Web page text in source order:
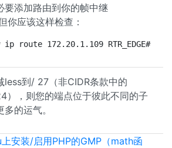
要添加路由到你的帧中继
应该这样检查：
ip route 172.20.1.109
less到/ 27（非CIDR条款中的
，则您的端点位于彼此不同的子
的运气。
安装/启用PHP的GMP（math函